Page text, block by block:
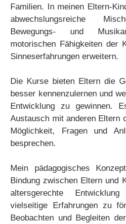
Familien. In meinen Eltern-
abwechslungsreiche
Bewegungs- und
motorischen Fähigkeiten der
Sinneserfahrungen erweitern.
Die Kurse bieten Eltern die
besser kennenzulernen und
Entwicklung zu gewinnen.
Austausch mit anderen Eltern
Möglichkeit, Fragen und
besprechen.
Mein pädagogisches
Bindung zwischen Eltern und
altersgerechte
vielseitige Erfahrungen zu
Beobachten und Begleiten